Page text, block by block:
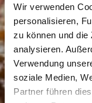
Wir verwenden
personalisieren,
zu können und die
analysieren.
Verwendung
soziale Medien,
Partner führen
SHARE